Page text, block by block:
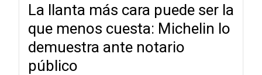
La llanta más cara puede ser la
que menos cuesta: Michelin lo
demuestra ante notario
público